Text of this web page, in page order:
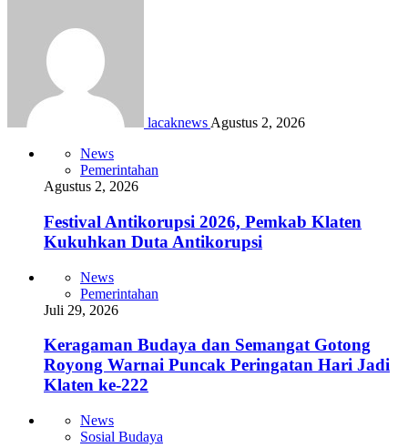
lacaknews Agustus 2, 2026
News
Pemerintahan
Agustus 2, 2026
Festival Antikorupsi 2026, Pemkab Klaten
Kukuhkan Duta Antikorupsi
News
Pemerintahan
Juli 29, 2026
Keragaman Budaya dan Semangat Gotong
Royong Warnai Puncak Peringatan Hari Jadi
Klaten ke-222
News
Sosial Budaya